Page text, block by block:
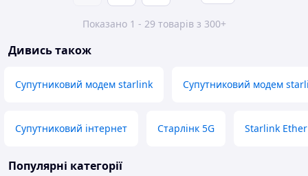
Показано 1 - 29 товарів з 300+
Дивись також
Супутниковий модем starlink Супутниковий модем
Супутниковий інтернет Старлінк 5G Starlink
Популярні категорії